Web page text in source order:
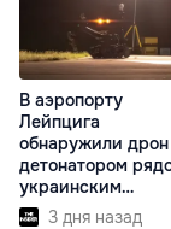
В аэропорту
Лейпцига
обнаружили
детонатором
украинским
самолетом
3 дня назад